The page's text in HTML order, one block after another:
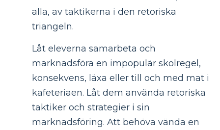
alla, av taktikerna i den retoriska
triangeln.
Låt eleverna samarbeta och
marknadsföra en impopulär skolregel,
konsekvens, läxa eller till och med mat i
kafeteriaen. Låt dem använda retoriska
taktiker och strategier i sin
marknadsföring. Att behöva vända en